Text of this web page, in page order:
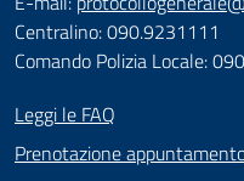
Centralino: 090.9231111
Comando Polizia Locale:
Leggi le FAQ
Prenotazione